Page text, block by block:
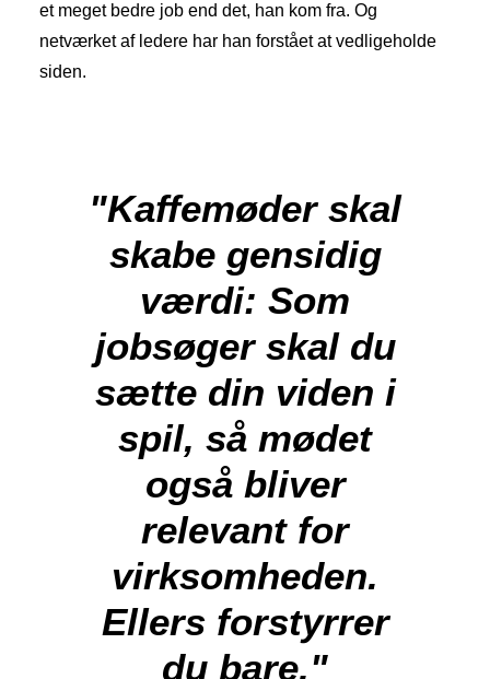
et meget bedre job end det, han kom fra. Og
netværket af ledere har han forstået at vedligeholde
siden.
"Kaffemøder skal
skabe gensidig
værdi: Som
jobsøger skal du
sætte din viden i
spil, så mødet
også bliver
relevant for
virksomheden.
Ellers forstyrrer
du bare."